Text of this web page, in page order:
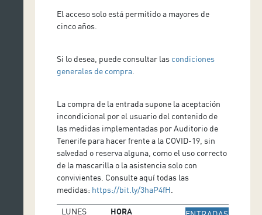
El acceso solo está permitido a mayores de
cinco años.
Si lo desea, puede consultar las condiciones
generales de compra
La compra de la entrada supone la aceptación
incondicional por el usuario del contenido de
las medidas implementadas por Auditorio de
Tenerife para hacer frente a la COVID-19, sin
salvedad o reserva alguna, como el uso correcto
de la mascarilla o la asistencia solo con
convivientes. Consulte aquí todas las
medidas: https://bit.ly/3haP4fH
LUNES
HORA
IR A